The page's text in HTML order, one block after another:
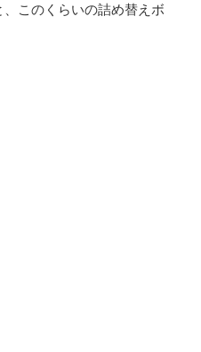
このくらいの詰め替えボ